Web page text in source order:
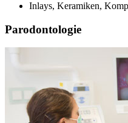
Inlays, Keramiken,
Parodontologie